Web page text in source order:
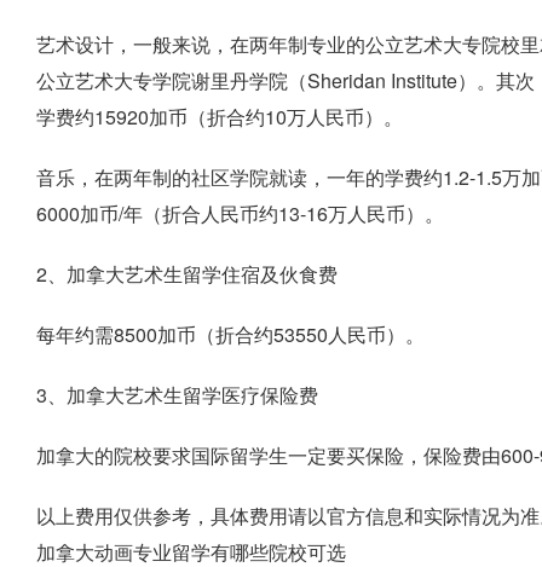
艺术设计，一般来说，在两年制专业的公立艺术大专院校
公立艺术大专学院谢里丹学院（Sheridan Institute）。其
学费约15920加币（折合约10万人民币）。
音乐，在两年制的社区学院就读，一年的学费约1.2-1.5万
6000加币/年（折合人民币约13-16万人民币）。
2、加拿大艺术生留学住宿及伙食费
每年约需8500加币（折合约53550人民币）。
3、加拿大艺术生留学医疗保险费
加拿大的院校要求国际留学生一定要买保险，保险费由
以上费用仅供参考，具体费用请以官方信息和实际情况为
加拿大动画专业留学有哪些院校可选